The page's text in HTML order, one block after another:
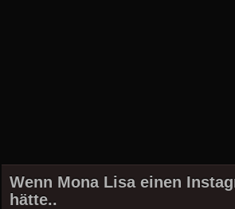
Wenn Mona Lisa einen
hätte..